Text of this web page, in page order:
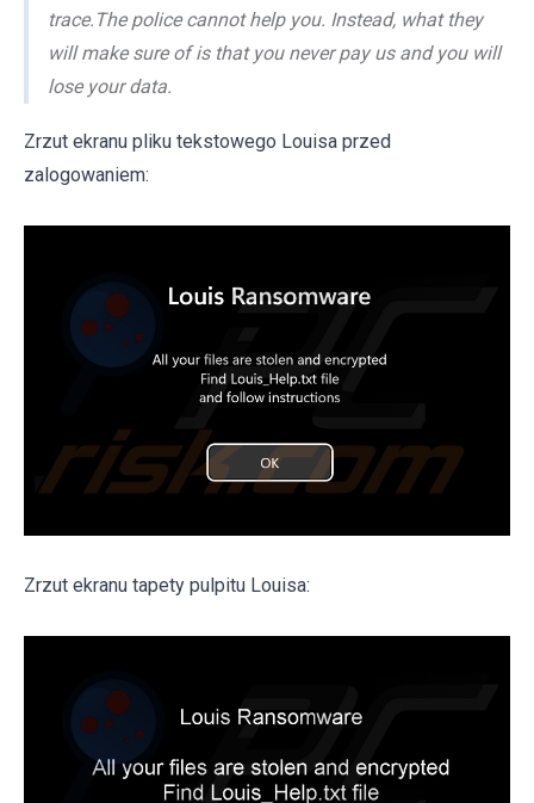
trace.The police cannot help you. Instead, what they
will make sure of is that you never pay us and you will
lose your data.
Zrzut ekranu pliku tekstowego Louisa przed
zalogowaniem:
Zrzut ekranu tapety pulpitu Louisa: